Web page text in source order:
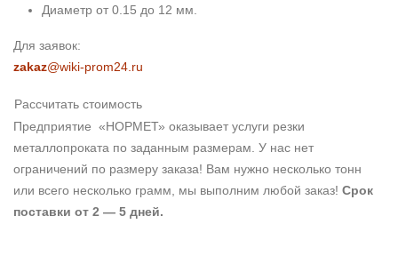
Диаметр от 0.15 до 12 мм.
Для заявок:
zakaz@wiki-prom24.ru
Рассчитать стоимость
Предприятие «НОРМЕТ» оказывает услуги резки
металлопроката по заданным размерам. У нас нет
ограничений по размеру заказа! Вам нужно несколько тонн
или всего несколько грамм, мы выполним любой заказ! Срок
поставки от 2 — 5 дней.